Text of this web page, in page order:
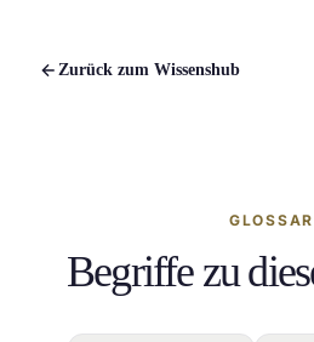
Zurück zum Wissenshub
GLOSSAR
Begriffe zu